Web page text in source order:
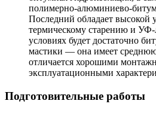
полимерно-алюминиево-
Последний обладает высокой
термическому старению и
условиях будет достаточно
мастики — она ​​имеет
отличается хорошими
эксплуатационными
Подготовительные работы